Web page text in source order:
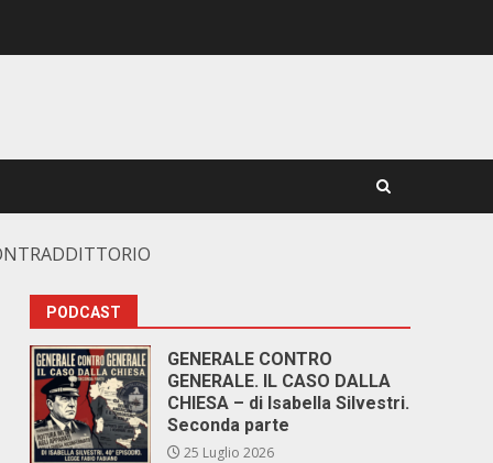
PODCAST
GENERALE CONTRO
GENERALE. IL CASO DALLA
CHIESA – di Isabella Silvestri.
Seconda parte
25 Luglio 2026